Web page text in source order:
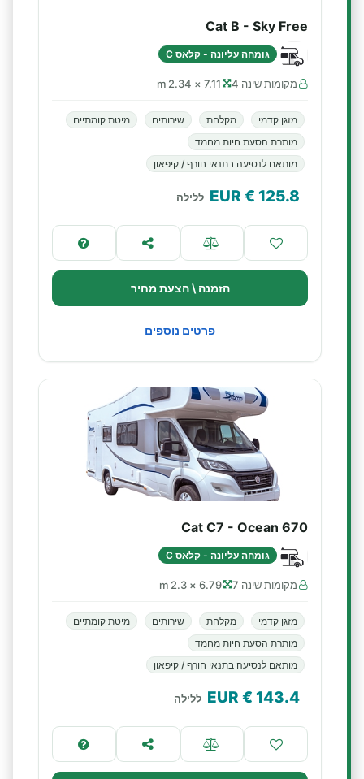
Cat B - Sky Free
גומחה עליונה - קלאס C
מקומות שינה 4 7.11 × 2.34 m
מזגן קדמי מקלחת שירותים
מיטת קומתיים
מותרת הסעת חיות מחמד
מותאם לנסיעה בתנאי חורף / קיפאון
125.8
€ EUR ללילה
הזמנה \ הצעת מחיר
פרטים נוספים
Cat C7 - Ocean 670
גומחה עליונה - קלאס C
מקומות שינה 7 6.79 × 2.3 m
מזגן קדמי מקלחת שירותים
מיטת קומתיים
מותרת הסעת חיות מחמד
מותאם לנסיעה בתנאי חורף / קיפאון
143.4
€ EUR ללילה